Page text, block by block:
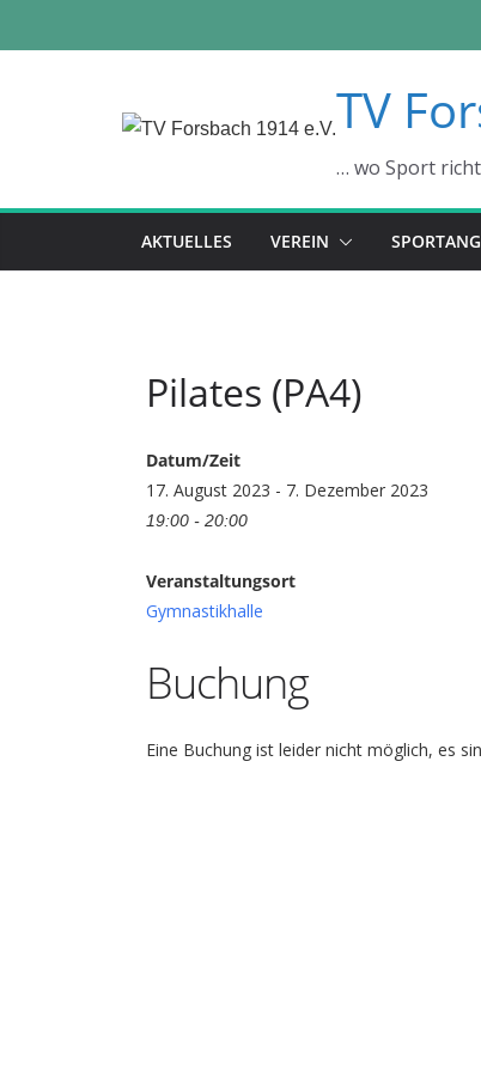
TV
… wo Sport
AKTUELLES VEREIN
Pilates (PA4)
Datum/Zeit
17. August 2023 - 7. Dezember 2023
19:00 - 20:00
Veranstaltungsort
Gymnastikhalle
Buchung
Eine Buchung ist leider nicht möglich, es